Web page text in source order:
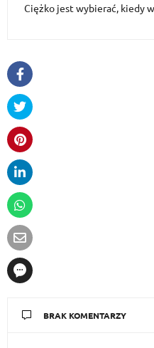
Ciężko jest wybierać, kiedy
BRAK KOMENTARZY